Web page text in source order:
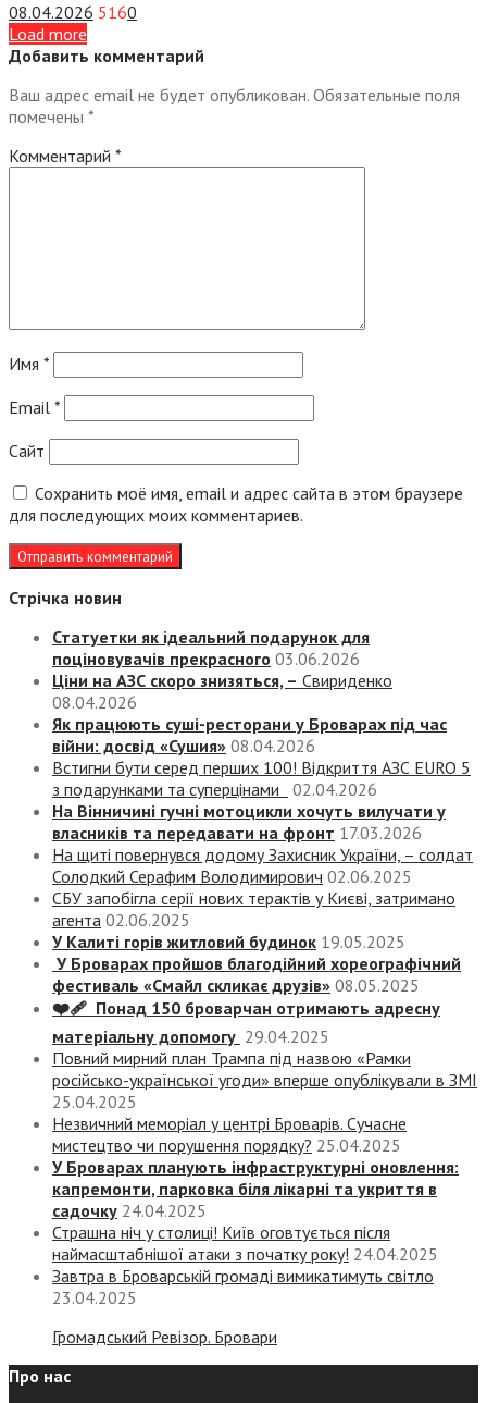
08.04.2026 5160
Load more
Добавить комментарий
Ваш адрес email не будет опубликован. Обязательные поля
помечены *
Комментарий *
Имя *
Email *
Сайт
Сохранить моё имя, email и адрес сайта в этом браузере
для последующих моих комментариев.
Стрічка новин
Статуетки як ідеальний подарунок для
поціновувачів прекрасного 03.06.2026
Ціни на АЗС скоро знизяться, – Свириденко
08.04.2026
Як працюють суші-ресторани у Броварах під час
війни: досвід «Сушия» 08.04.2026
Встигни бути серед перших 100! Відкриття АЗС EURO 5
з подарунками та суперцінами
02.04.2026
На Вінничині гучні мотоцикли хочуть вилучати у
власників та передавати на фронт 17.03.2026
На щиті повернувся додому Захисник України, – солдат
Солодкий Серафим Володимирович 02.06.2025
СБУ запобігла серії нових терактів у Києві, затримано
агента 02.06.2025
У Калиті горів житловий будинок 19.05.2025
У Броварах пройшов благодійний хореографічний
фестиваль «Смайл скликає друзів» 08.05.2025
❤️‍🩹 Понад 150 броварчан отримають адресну
матеріальну допомогу 29.04.2025
Повний мирний план Трампа під назвою «‎Рамки
російсько-української угоди» вперше опублікували в ЗМІ
25.04.2025
Незвичний меморіал у центрі Броварів. Сучасне
мистецтво чи порушення порядку? 25.04.2025
У Броварах планують інфраструктурні оновлення:
капремонти, парковка біля лікарні та укриття в
садочку 24.04.2025
Страшна ніч у столиці! Київ оговтується після
наймасштабнішої атаки з початку року! 24.04.2025
Завтра в Броварській громаді вимикатимуть світло
23.04.2025
Громадський Ревізор. Бровари
Про нас